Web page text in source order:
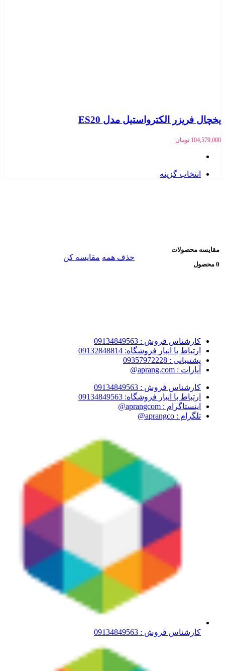
یخچال فریزر الکترواستیل مدل ES20
104,579,000 تومان
انتخاب گزینه
مقایسه محصولات
0 محصول
حذف همه مقایسه کن
کارشناس فروش : 09134849563
ارتباط با انبار فروشگاه: 09132848814
پشتیبانی : 09357972228
آپارات : aprang.com@
کارشناس فروش : 09134849563
ارتباط با انبار فروشگاه: 09134849563
اینستاگرام : aprangcom@
تلگرام : aprangco@
کارشناس فروش : 09134849563